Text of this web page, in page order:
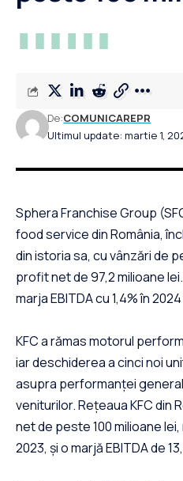
Ultimul update: martie 1,
De:COMUNICAREPR
Sphera Franchise Group
food service din România,
din istoria sa, cu vânzări de
profit net de 97,2 milioane
marja EBITDA cu 1,4% în
KFC a rămas motorul
iar deschiderea a cinci noi
asupra performanței
veniturilor. Rețeaua KFC din
net de peste 100 milioane
2023, și o marjă EBITDA de